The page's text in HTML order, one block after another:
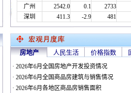
广州
2542.0 0.1 2733
深圳
411.3 -2.9 481
房地产 人民生活 价格指数
· 2026年6月全国房地产开发投资情况
· 2026年6月全国商品房建筑与销售情况
· 2026年6月各地区商品房销售面积